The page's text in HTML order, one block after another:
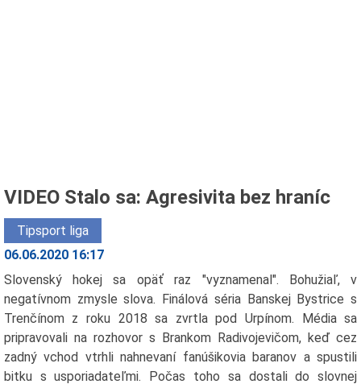
VIDEO Stalo sa: Agresivita bez hraníc
Tipsport liga
06.06.2020 16:17
Slovenský hokej sa opäť raz "vyznamenal". Bohužiaľ, v
negatívnom zmysle slova. Finálová séria Banskej Bystrice s
Trenčínom z roku 2018 sa zvrtla pod Urpínom. Média sa
pripravovali na rozhovor s Brankom Radivojevičom, keď cez
zadný vchod vtrhli nahnevaní fanúšikovia baranov a spustili
bitku s usporiadateľmi. Počas toho sa dostali do slovnej